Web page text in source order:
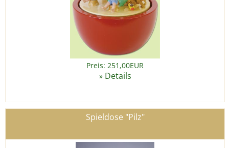
Preis: 251,00EUR
» Details
Spieldose "Pilz"